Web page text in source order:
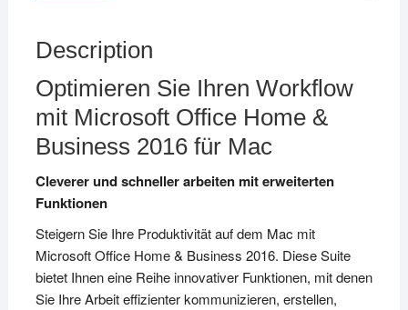
Description
Optimieren Sie Ihren Workflow
mit Microsoft Office Home &
Business 2016 für Mac
Cleverer und schneller arbeiten mit erweiterten
Funktionen
Steigern Sie Ihre Produktivität auf dem Mac mit
Microsoft Office Home & Business 2016. Diese Suite
bietet Ihnen eine Reihe innovativer Funktionen, mit denen
Sie Ihre Arbeit effizienter kommunizieren, erstellen,